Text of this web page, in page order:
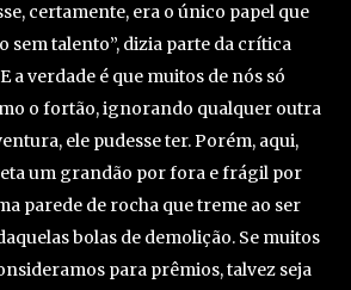
certamente, era o único papel que
sem talento”, dizia parte da crítica
a verdade é que muitos de nós só
o fortão, ignorando qualquer outra
ele pudesse ter. Porém, aqui,
um grandão por fora e frágil por
parede de rocha que treme ao ser
bolas de demolição. Se muitos
para prêmios, talvez seja